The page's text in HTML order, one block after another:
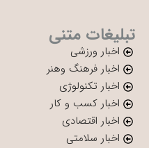
تبلیغات متنی
اخبار ورزشی
اخبار فرهنگ وهنر
اخبار تکنولوژی
اخبار کسب و کار
اخبار اقتصادی
اخبار سلامتی